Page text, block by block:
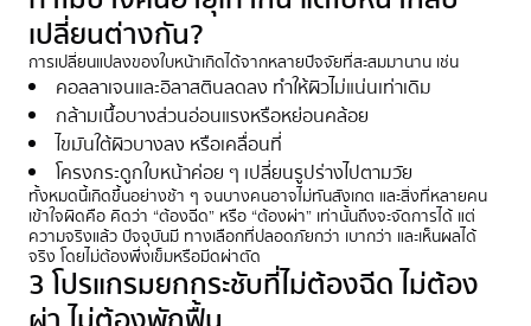
เปลี่ยนต่างกัน?
การเปลี่ยนแปลงของใบหน้าเกิดได้จากหลายปัจจัยที่สะสมมานาน เช่น
คอลลาเจนและอิลาสตินลดลง ทำให้ผิวไม่แน่นเท่าเดิม
กล้ามเนื้อบางส่วนอ่อนแรงหรือหย่อนคล้อย
ไขมันใต้ผิวบางลง หรือเคลื่อนที่
โครงกระดูกใบหน้าค่อย ๆ เปลี่ยนรูปร่างไปตามวัย
ทั้งหมดนี้เกิดขึ้นอย่างช้า ๆ จนบางคนอาจไม่ทันสังเกต และสิ่งที่หลายคน
เข้าใจผิดคือ คิดว่า “ต้องฉีด” หรือ “ต้องผ่า” เท่านั้นถึงจะจัดการได้ แต่
ความจริงแล้ว ปัจจุบันมี ทางเลือกที่ปลอดภัยกว่า เบากว่า และเห็นผลได้
จริง โดยไม่ต้องพึ่งเข็มหรือมีดผ่าตัด
3 โปรแกรมยกกระชับที่ไม่ต้องฉีด ไม่ต้อง